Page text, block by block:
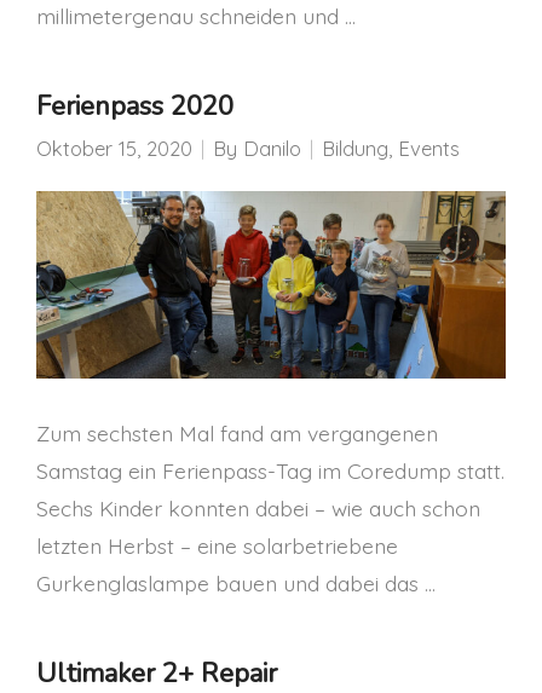
millimetergenau schneiden und …
Ferienpass 2020
Oktober 15, 2020 By Danilo Bildung Events
Zum sechsten Mal fand am vergangenen
Samstag ein Ferienpass-Tag im Coredump statt.
Sechs Kinder konnten dabei – wie auch schon
letzten Herbst – eine solarbetriebene
Gurkenglaslampe bauen und dabei das …
Ultimaker 2+ Repair